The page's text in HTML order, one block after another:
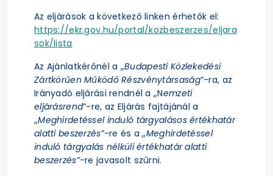
Az eljárások a következő linken érhetők el:
https://ekr.gov.hu/portal/kozbeszerzes/eljara
sok/lista
Az Ajánlatkérőnél a „Budapesti Közlekedési
Zártkörűen Működő Részvénytársaság”-ra, az
Irányadó eljárási rendnél a „Nemzeti
eljárásrend”-re, az Eljárás fajtájánál a
„Meghirdetéssel induló tárgyalásos értékhatár
alatti beszerzés”-re és a „Meghirdetéssel
induló tárgyalás nélküli értékhatár alatti
beszerzés”-re javasolt szűrni.